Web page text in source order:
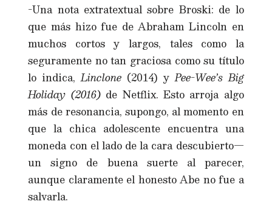
-Una nota extratextual sobre Broski: de lo
que más hizo fue de Abraham Lincoln en
muchos cortos y largos, tales como la
seguramente no tan graciosa como su título
lo indica,Linclone (2014) yPee-Wee’s Big
Holiday (2016) de Netflix. Esto arroja algo
más de resonancia, supongo, al momento en
que la chica adolescente encuentra una
moneda con el lado de la cara descubierto—
un signo de buena suerte al parecer,
aunque claramente el honesto Abe no fue a
salvarla.